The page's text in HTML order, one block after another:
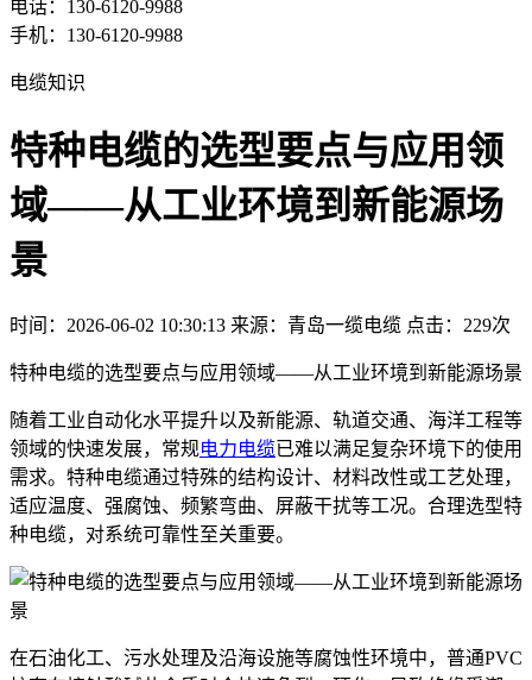
电话：130-6120-9988
手机：130-6120-9988
电缆知识
特种电缆的选型要点与应用领
域——从工业环境到新能源场
景
时间：2026-06-02 10:30:13 来源：青岛一缆电缆 点击：229次
特种电缆的选型要点与应用领域——从工业环境到新能源场景
随着工业自动化水平提升以及新能源、轨道交通、海洋工程等
领域的快速发展，常规电力电缆已难以满足复杂环境下的使用
需求。特种电缆通过特殊的结构设计、材料改性或工艺处理，
适应温度、强腐蚀、频繁弯曲、屏蔽干扰等工况。合理选型特
种电缆，对系统可靠性至关重要。
在石油化工、污水处理及沿海设施等腐蚀性环境中，普通PVC